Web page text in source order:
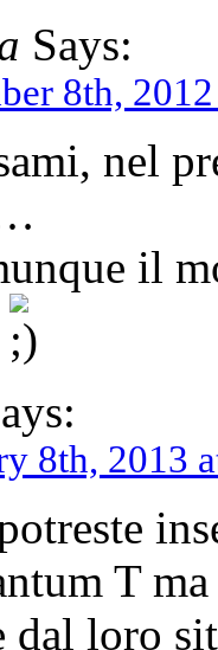
Says:
8th,
nel
il
8th, 2013
T
dal loro